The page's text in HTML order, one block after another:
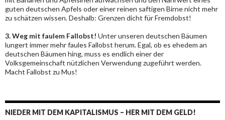
guten deutschen Apfels oder einer reinen saftigen Birne nicht mehr
zu schätzen wissen. Deshalb: Grenzen dicht für Fremdobst!
3. Weg mit faulem Fallobst! Unter unseren deutschen Bäumen
lungert immer mehr faules Fallobst herum. Egal, ob es ehedem an
deutschen Bäumen hing, muss es endlich einer der
Volksgemeinschaft nützlichen Verwendung zugeführt werden.
Macht Fallobst zu Mus!
NIEDER MIT DEM KAPITALISMUS – HER MIT DEM GELD!